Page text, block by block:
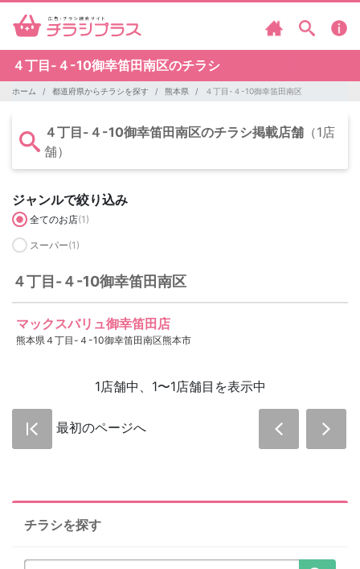
４丁目-４-10御幸笛田南区のチラシ
ホーム 都道府県からチラシを探す 熊本県 ４丁目-４-10御幸笛田南区
４丁目-４-10御幸笛田南区のチラシ掲載店舗 （1店
舗）
ジャンルで絞り込み
全てのお店(1)
スーパー(1)
４丁目-４-10御幸笛田南区
マックスバリュ御幸笛田店
熊本県４丁目-４-10御幸笛田南区熊本市
1店舗中、1〜1店舗目を表示中
最初のページへ
チラシを探す